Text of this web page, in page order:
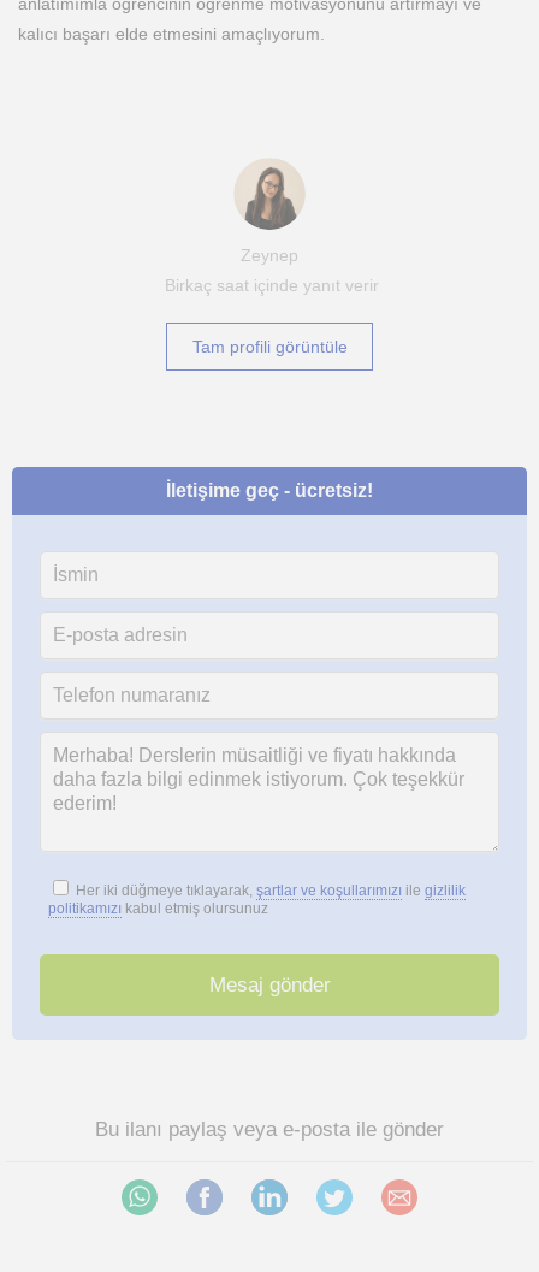
kalıcı başarı elde etmesini amaçlıyorum.
Zeynep
Birkaç saat içinde yanıt verir
Tam profili görüntüle
İletişime geç - ücretsiz!
Her iki düğmeye tıklayarak, şartlar ve koşullarımızı ile gizlilik
politikamızı kabul etmiş olursunuz
Bu ilanı paylaş veya e-posta ile gönder